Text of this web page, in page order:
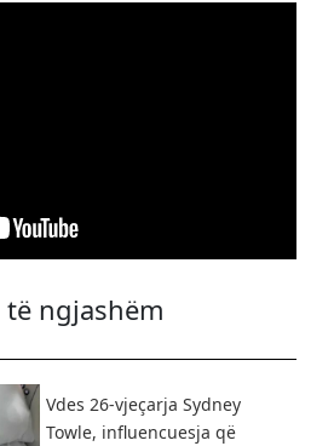
ngjashëm
Vdes 26-vjeçarja Sydney
Towle, influencuesja që